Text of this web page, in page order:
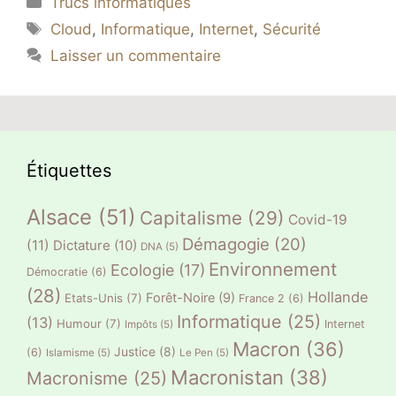
Étiquettes
Cloud, Informatique, Internet, Sécurité
Laisser un commentaire
Étiquettes
Alsace (51) Capitalisme (29) Covid-19
(11) Dictature (10) DNA (5) Démagogie (20)
Démocratie (6) Ecologie (17) Environnement
(28) Etats-Unis (7) Forêt-Noire (9) France 2 (6) Hollande
(13) Humour (7) Impôts (5) Informatique (25) Internet
(6) Islamisme (5) Justice (8) Le Pen (5) Macron (36)
Macronisme (25) Macronistan (38)